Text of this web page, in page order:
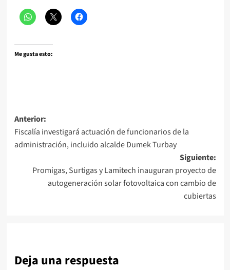
Me gusta esto:
Navegación
de
entradas
Anterior:
Fiscalía investigará actuación de funcionarios de la
administración, incluido alcalde Dumek Turbay
Siguiente:
Promigas, Surtigas y Lamitech inauguran proyecto de
autogeneración solar fotovoltaica con cambio de
cubiertas
Deja una respuesta